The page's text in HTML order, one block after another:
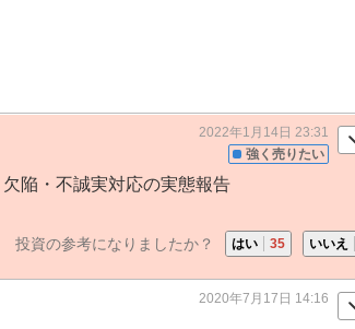
強く売りたい
2022年1月14日 23:31
陥・不誠実対応の実態報告
投資の参考になりましたか？ はい 35 いいえ
2020年7月17日 14:16